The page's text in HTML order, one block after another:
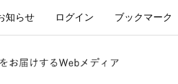
知らせ ログイン ブックマーク